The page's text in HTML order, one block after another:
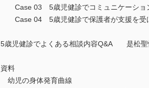
Case 03 5歳児健診でコミュニケーショ
Case 04 5歳児健診で保護者が支援を
5歳児健診でよくある相談内容Q&A 是松聖
資料
幼児の身体発育曲線